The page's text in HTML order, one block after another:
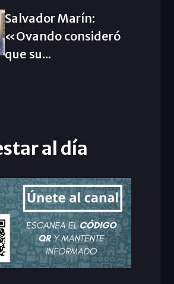
Salvador Marín:
«Ovando consideró
que su...
al día